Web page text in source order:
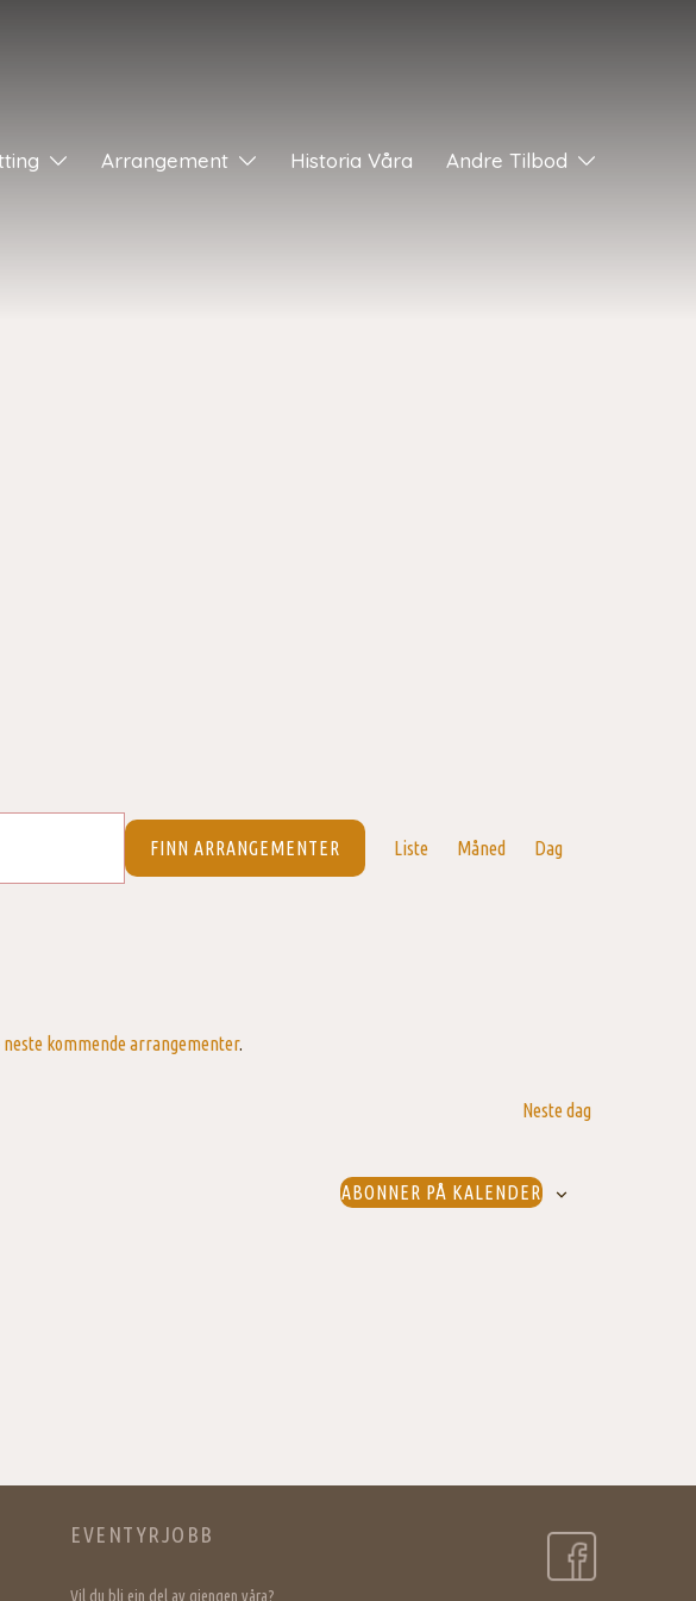
Arrangement Historia Våra Andre Tilbod
neste kommende arrangementer.
FINN ARRANGEMENTER
Arrangement
Liste Måned Dag
Neste dag
ABONNER PÅ KALENDER
EVENTYRJOBB
Vil du bli ein del av gjengen våra?